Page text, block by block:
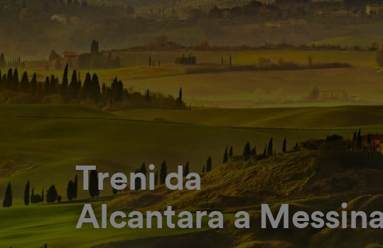
Treni da
Alcantara a